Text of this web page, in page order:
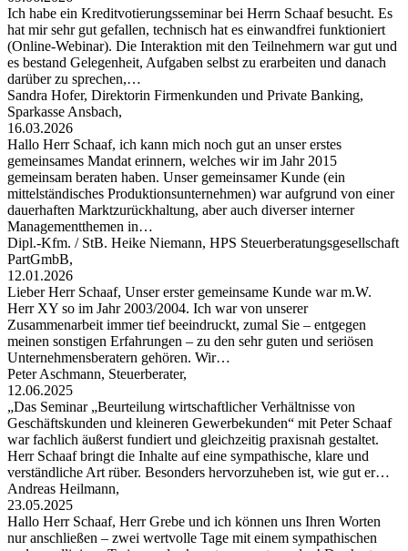
Ich habe ein Kreditvotierungsseminar bei Herrn Schaaf besucht. Es
hat mir sehr gut gefallen, technisch hat es einwandfrei funktioniert
(Online-Webinar). Die Interaktion mit den Teilnehmern war gut und
es bestand Gelegenheit, Aufgaben selbst zu erarbeiten und danach
darüber zu sprechen,…
Sandra Hofer, Direktorin Firmenkunden und Private Banking,
Sparkasse Ansbach,
16.03.2026
Hallo Herr Schaaf, ich kann mich noch gut an unser erstes
gemeinsames Mandat erinnern, welches wir im Jahr 2015
gemeinsam beraten haben. Unser gemeinsamer Kunde (ein
mittelständisches Produktionsunternehmen) war aufgrund von einer
dauerhaften Marktzurückhaltung, aber auch diverser interner
Managementthemen in…
Dipl.-Kfm. / StB. Heike Niemann, HPS Steuerberatungsgesellschaft
PartGmbB,
12.01.2026
Lieber Herr Schaaf, Unser erster gemeinsame Kunde war m.W.
Herr XY so im Jahr 2003/2004. Ich war von unserer
Zusammenarbeit immer tief beeindruckt, zumal Sie – entgegen
meinen sonstigen Erfahrungen – zu den sehr guten und seriösen
Unternehmensberatern gehören. Wir…
Peter Aschmann, Steuerberater,
12.06.2025
„Das Seminar „Beurteilung wirtschaftlicher Verhältnisse von
Geschäftskunden und kleineren Gewerbekunden“ mit Peter Schaaf
war fachlich äußerst fundiert und gleichzeitig praxisnah gestaltet.
Herr Schaaf bringt die Inhalte auf eine sympathische, klare und
verständliche Art rüber. Besonders hervorzuheben ist, wie gut er…
Andreas Heilmann,
23.05.2025
Hallo Herr Schaaf, Herr Grebe und ich können uns Ihren Worten
nur anschließen – zwei wertvolle Tage mit einem sympathischen